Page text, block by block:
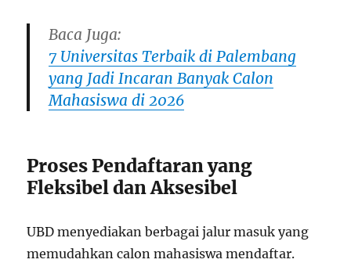
Baca Juga:
7 Universitas Terbaik di Palembang
yang Jadi Incaran Banyak Calon
Mahasiswa di 2026
Proses Pendaftaran yang
Fleksibel dan Aksesibel
UBD menyediakan berbagai jalur masuk yang
memudahkan calon mahasiswa mendaftar.